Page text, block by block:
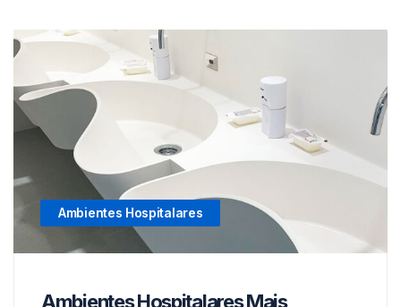
Ambientes Hospitalares
Ambientes Hospitalares Mais